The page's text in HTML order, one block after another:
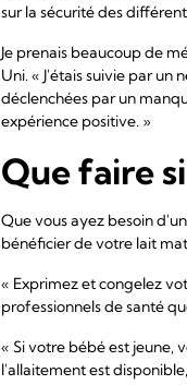
sur la sécurité des
Je prenais beaucoup de
Uni. « J'étais suivie par un
déclenchées par un
expérience positive. »
Que faire
Que vous ayez besoin
bénéficier de votre lait
« Exprimez et congelez
professionnels de santé
« Si votre bébé est jeune,
l'allaitement est